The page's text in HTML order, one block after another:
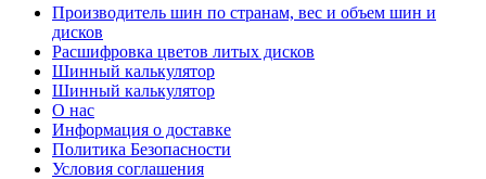
Производитель шин по странам, вес и объем шин и
дисков
Расшифровка цветов литых дисков
Шинный калькулятор
Шинный калькулятор
О нас
Информация о доставке
Политика Безопасности
Условия соглашения